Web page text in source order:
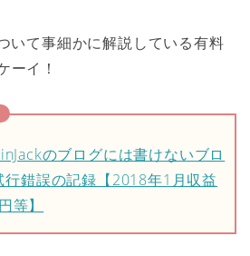
いて事細かに解説している有料
ーイ！
のブログには書けないブロ
錯誤の記録【2018年1月収益
等】